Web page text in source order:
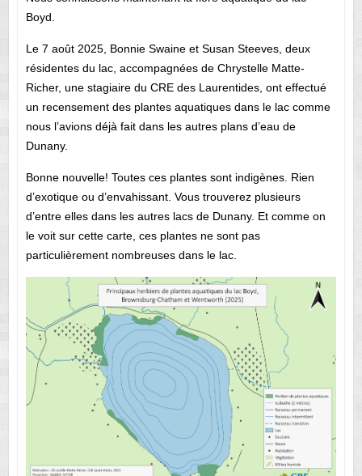
Boyd.
Le 7 août 2025, Bonnie Swaine et Susan Steeves, deux
résidentes du lac, accompagnées de Chrystelle Matte-
Richer, une stagiaire du CRE des Laurentides, ont effectué
un recensement des plantes aquatiques dans le lac comme
nous l’avions déjà fait dans les autres plans d’eau de
Dunany.
Bonne nouvelle! Toutes ces plantes sont indigènes. Rien
d’exotique ou d’envahissant. Vous trouverez plusieurs
d’entre elles dans les autres lacs de Dunany. Et comme on
le voit sur cette carte, ces plantes ne sont pas
particulièrement nombreuses dans le lac.